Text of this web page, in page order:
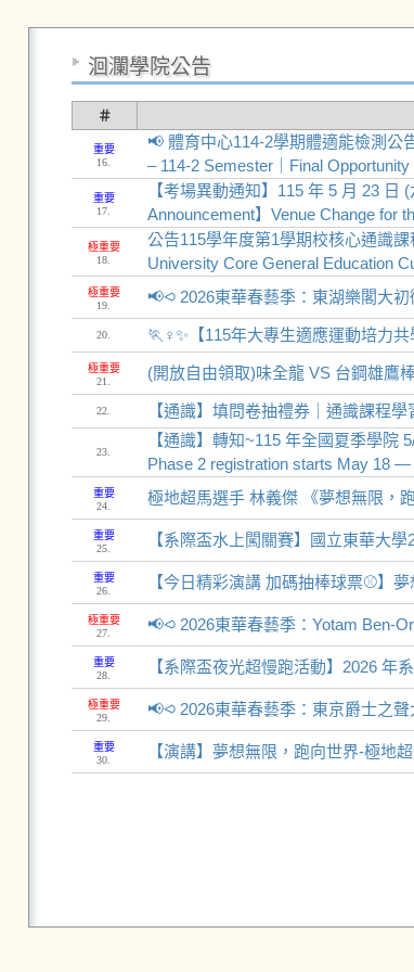
洄瀾學院公告
＃
重要
16.
📢 體育中心114-2學期體適能檢測公
– 114-2 Semester｜Final Opportunity
重要
17.
【考場異動通知】115 年 5 月 23
Announcement】Venue Change for
極重要
18.
公告115學年度第1學期校核心通識
University Core General Education
極重要
19.
📢⪦ 2026東華春藝季：東湖樂閣大
20. 🏃♀️✨【115年大專生適應運動培力共
極重要
21.
(開放自由領取)味全龍 VS 台鋼雄鷹
22. 【通識】填問卷抽禮券｜通識課程
23.
【通識】轉知~115 年全國夏季學院
Phase 2 registration starts May 18
重要
24.
極地超馬選手 林義傑 《夢想無限，
重要
25.
【系際盃水上闖關賽】國立東華大
重要
26.
【今日精彩演講 加碼抽棒球票⚾】
極重要
27.
📢⪦ 2026東華春藝季：Yotam Ben-
重要
28.
【系際盃夜光超慢跑活動】2026
極重要
29.
📢⪦ 2026東華春藝季：東京爵士之
重要
30.
【演講】夢想無限，跑向世界-極地